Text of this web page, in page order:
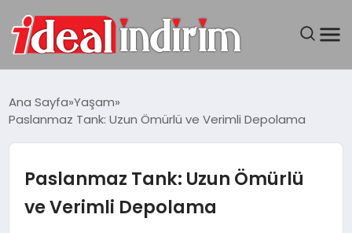
DÜNYA
SEYAHAT
Ana Sayfa Yaşam
Paslanmaz Tank: Uzun Ömürlü ve Verimli Depolama
Paslanmaz Tank: Uzun Ömürlü
ve Verimli Depolama